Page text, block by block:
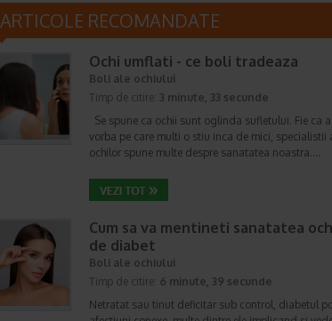
ARTICOLE RECOMANDATE
Ochi umflati - ce boli tradeaza
Boli ale ochiului
Timp de citire: 3 minute, 33 secunde
Se spune ca ochii sunt oglinda sufletului. Fie ca
vorba pe care multi o stiu inca de mici, specialistii
ochilor spune multe despre sanatatea noastra.…
Cum sa va mentineti sanatatea
de diabet
Boli ale ochiului
Timp de citire: 6 minute, 39 secunde
Netratat sau tinut deficitar sub control, diabetul